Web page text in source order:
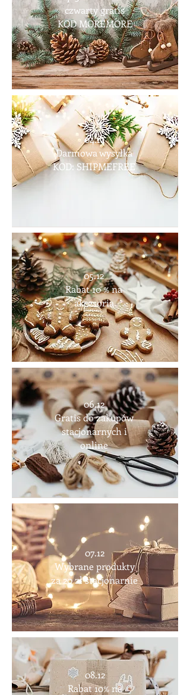
czwarty gratis
KOD MOREMORE
04.12
Darmowa wysyłka
KOD: SHIPMEFREE
05.12
Rabat 10 % na
akcesoria
06.12
Gratis do zakupów
stacjonarnych i
online
07.12
Wybrane produkty
za 20 zł stacjonarnie
08.12
Rabat 10% na